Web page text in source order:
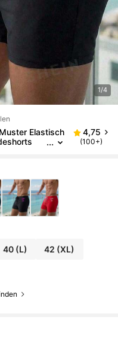
1/4
Elastisch
4,75
(100+)
40(L) 42 (XL)